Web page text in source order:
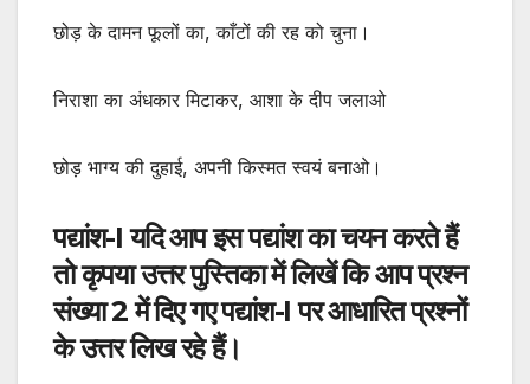
छोड़ के दामन फूलों का, काँटों की रह को चुना।
निराशा का अंधकार मिटाकर, आशा के दीप जलाओ
छोड़ भाग्य की दुहाई, अपनी किस्मत स्वयं बनाओ।
पद्यांश-I यदि आप इस पद्यांश का चयन करते हैं
तो कृपया उत्तर पुस्तिका में लिखें कि आप प्रश्न
संख्या 2 में दिए गए पद्यांश-I पर आधारित प्रश्नों
के उत्तर लिख रहे हैं।